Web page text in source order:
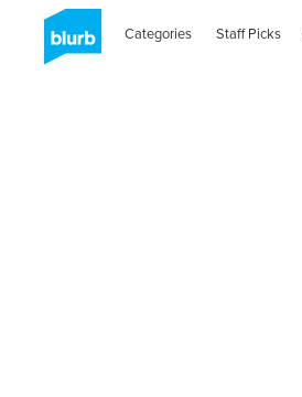
Categories Staff Picks